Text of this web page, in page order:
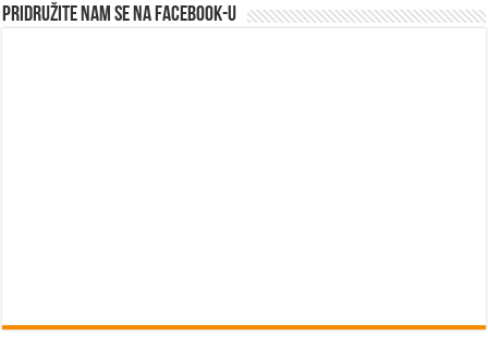
Pridružite nam se na Facebook-u